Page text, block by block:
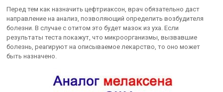
Перед тем как назначить цефтриаксон, врач обязательно даст
направление на анализ, позволяющий определить возбудителя
болезни. В случае с отитом это будет мазок из уха. Если
результаты теста покажут, что микроорганизмы, вызвавшие
болезнь, реагируют на описываемое лекарство, то оно может
быть назначено.